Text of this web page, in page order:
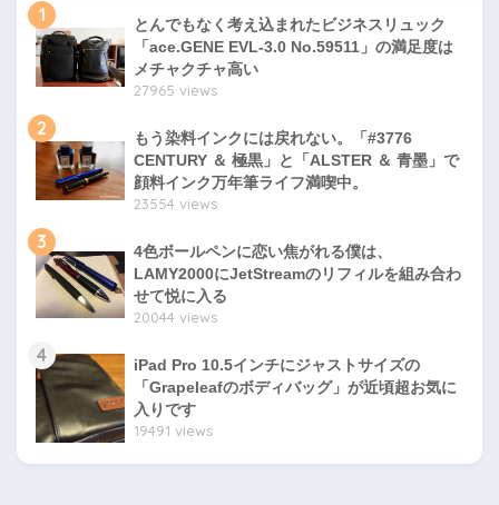
1
とんでもなく考え込まれたビジネスリュック
「ace.GENE EVL-3.0 No.59511」の満足度は
メチャクチャ高い
27965 views
2
もう染料インクには戻れない。「#3776
CENTURY ＆ 極黒」と「ALSTER ＆ 青墨」で
顔料インク万年筆ライフ満喫中。
23554 views
3
4色ボールペンに恋い焦がれる僕は、
LAMY2000にJetStreamのリフィルを組み合わ
せて悦に入る
20044 views
4
iPad Pro 10.5インチにジャストサイズの
「Grapeleafのボディバッグ」が近頃超お気に
入りです
19491 views